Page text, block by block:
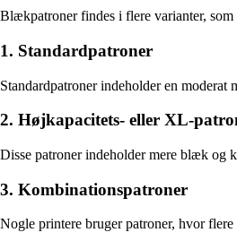
Blækpatroner findes i flere varianter,
1. Standardpatroner
Standardpatroner indeholder en
2. Højkapacitets- eller XL-
Disse patroner indeholder mere blæk og
3. Kombinationspatroner
Nogle printere bruger patroner, hvor